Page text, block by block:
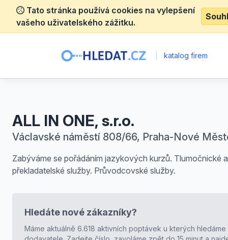
Tato stránka používá cookies na vylepšení
vašeho uživatelského zážitku.
katalog firem
ALL IN ONE, s.r.o.
Václavské náměstí 808/66, Praha-Nové
Zabýváme se pořádáním jazykových kurzů. Tlumočnické a
překladatelské služby. Průvodcovské služby.
Hledáte nové zákazníky?
Máme aktuálně 6.618 aktivních poptávek u kterých hledáme